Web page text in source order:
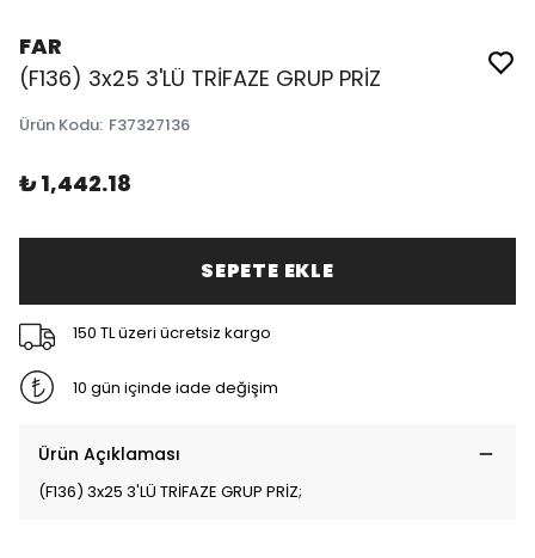
FAR
(F136) 3x25 3'LÜ TRİFAZE GRUP PRİZ
Ürün Kodu: F37327136
₺ 1,442.18
SEPETE EKLE
150 TL üzeri ücretsiz kargo
10 gün içinde iade değişim
Ürün Açıklaması
(F136) 3x25 3'LÜ TRİFAZE GRUP PRİZ;